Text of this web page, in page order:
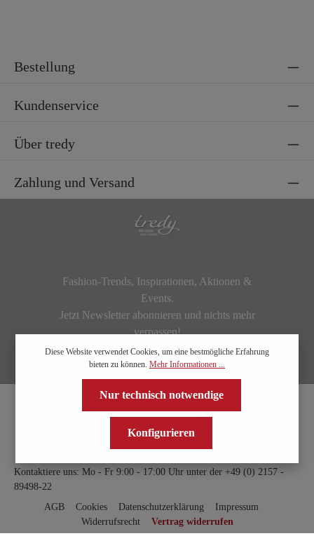
Bestellung
Kundenservice
Über tredy
Zahlung und Versand
Fashion-Trends, Inspirationen, Aktionen &
Events.
Jetzt Newsletter abonnieren und nichts mehr
verpassen!
Kontaktiere uns: Mo - Fr 9:00 - 17:00 Uhr unter der +49 (0) 2157 -
89498-22
AGB
Cookies Datenschutzerklärung
Impressum
Widerrufsrecht
Vertrag widerrufen
Diese Website verwendet Cookies, um eine bestmögliche Erfahrung
bieten zu können. Mehr Informationen ...
Nur technisch notwendige
Konfigurieren